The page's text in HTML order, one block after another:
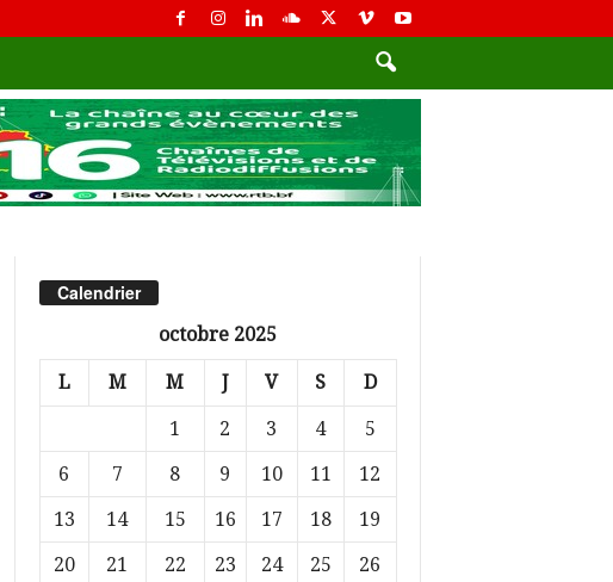
Calendrier
octobre 2025
L M M J V S D
1 2 3 4
5
6
7 8 9 10 11
12
13
14 15 16 17 18
19
20
21 22 23 24 25
26